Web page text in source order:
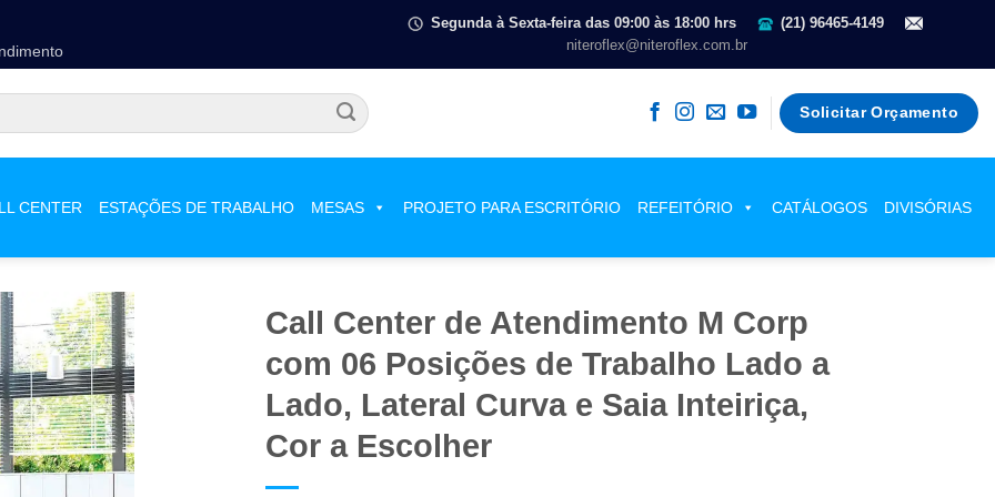
Segunda à Sexta-feira das 09:00 às 18:00 hrs
(21) 96465-4149
niteroflex@niteroflex.com.br
Solicitar Orçamento
CENTER ESTAÇÕES DE TRABALHO MESAS PROJETO PARA ESCRITÓRIO REFEITÓRIO CATÁLOGOS DIVISÓRIAS
Call Center de Atendimento M Corp
com 06 Posições de Trabalho Lado a
Lado, Lateral Curva e Saia Inteiriça,
Cor a Escolher